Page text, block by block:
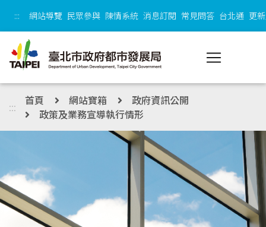
::: 網站導覽 民眾參與 陳情系統 消息訂閱 常見問答 台北通 更
::: 首頁 網站寶箱
政府資訊公開
政策及業務宣導執行情形